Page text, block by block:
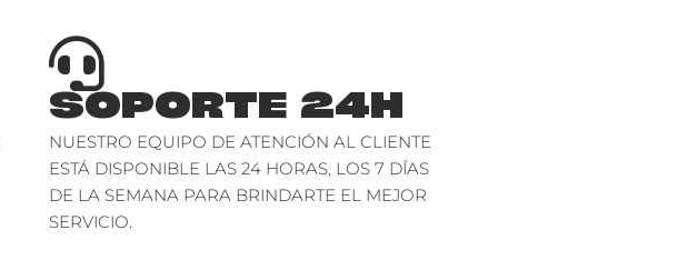
SOPORTE 24H
NUESTRO EQUIPO DE ATENCIÓN AL CLIENTE
ESTÁ DISPONIBLE LAS 24 HORAS, LOS 7 DÍAS
DE LA SEMANA PARA BRINDARTE EL MEJOR
SERVICIO.